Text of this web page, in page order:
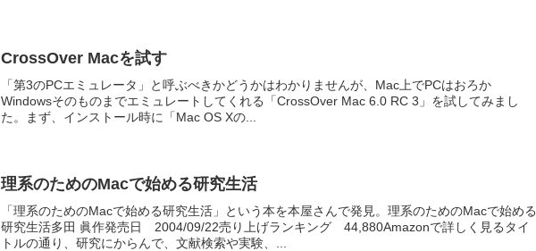
CrossOver Macを試す
「第3のPCエミュレータ」と呼ぶべきかどうかはわかりませんが、Mac上でPCはおろか
Windowsそのものまでエミュレートしてくれる「CrossOver Mac 6.0 RC 3」を試してみまし
た。まず、インストール時に「Mac OS Xの...
理系のためのMacで始める研究生活
「理系のためのMacで始める研究生活」という本を本屋さんで発見。理系のためのMacで始める
研究生活多田 眞作発売日 2004/09/22売り上げランキング 44,880Amazonで詳しく見るタイ
トルの通り、研究にからんで、文献検索や実験、...